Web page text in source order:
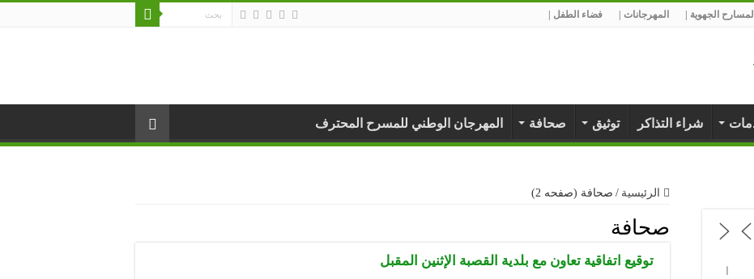
المسارح الجهوية | المهرجانات | فضاء الطفل |
شراء التذاكر توثيق صحافة المهرجان الوطني للمسرح المحترف
الرئيسية / صحافة (صفحه 2)
صحافة
توقيع اتفاقية تعاون مع بلدية القصبة الإثنين المقبل
ا